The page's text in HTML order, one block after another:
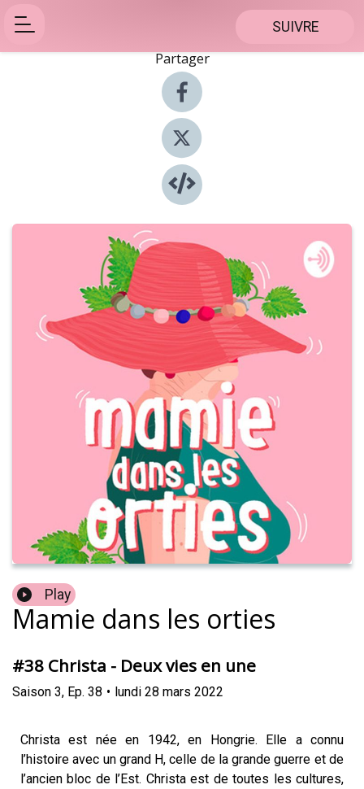
SUIVRE
Partager
Play
Mamie dans les orties
#38 Christa - Deux vies en une
Saison 3, Ep. 38 • lundi 28 mars 2022
Christa est née en 1942, en Hongrie. Elle a connu
l’histoire avec un grand H, celle de la grande guerre et de
l’ancien bloc de l’Est. Christa est de toutes les cultures,